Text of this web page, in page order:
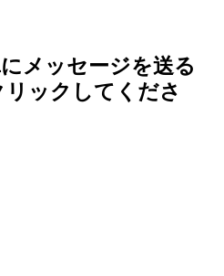
メッセージを送る
ックしてくださ